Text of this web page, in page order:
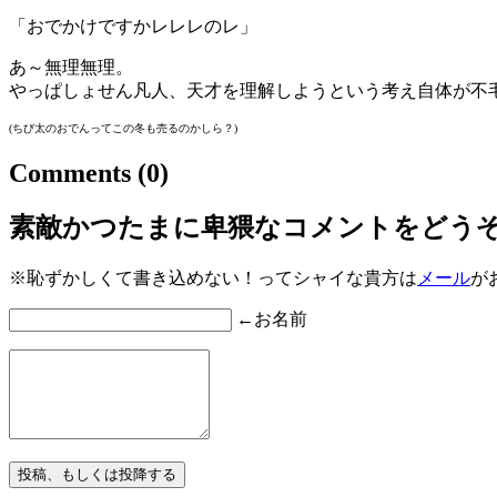
「おでかけですかレレレのレ」
あ～無理無理。
やっぱしょせん凡人、天才を理解しようという考え自体が不
(ちび太のおでんってこの冬も売るのかしら？)
Comments (0)
素敵かつたまに卑猥なコメントをどうぞ
※恥ずかしくて書き込めない！ってシャイな貴方は メールが
←お名前